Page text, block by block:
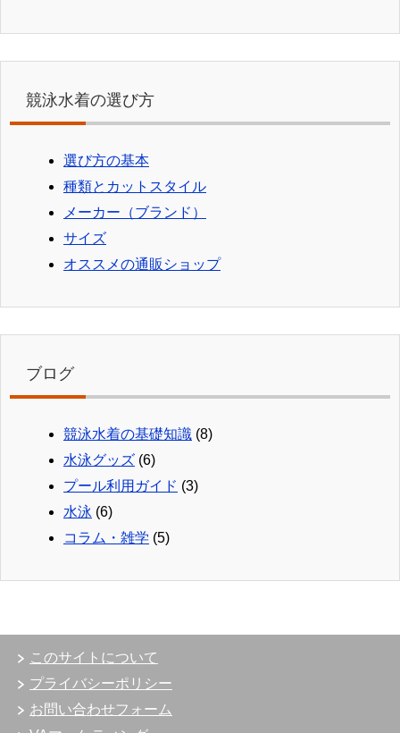
競泳水着の選び方
選び方の基本
種類とカットスタイル
メーカー（ブランド）
サイズ
オススメの通販ショップ
ブログ
競泳水着の基礎知識 (8)
水泳グッズ (6)
プール利用ガイド (3)
水泳 (6)
コラム・雑学 (5)
このサイトについて
プライバシーポリシー
お問い合わせフォーム